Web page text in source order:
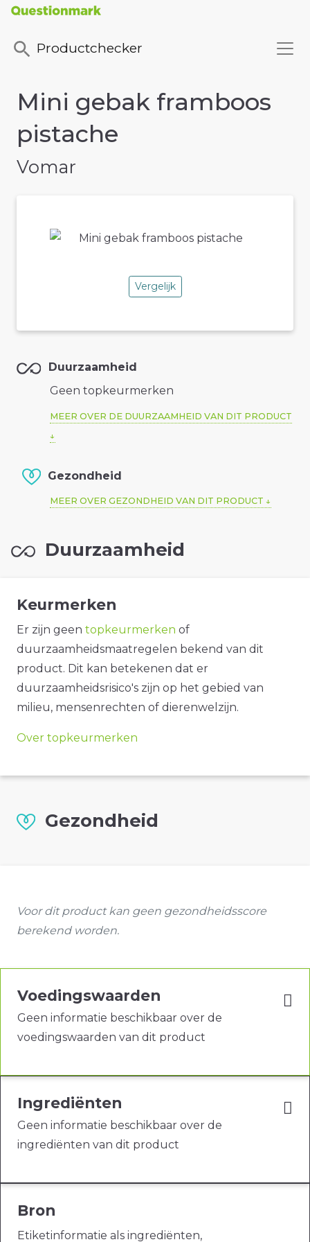
Productchecker
Mini gebak framboos
pistache
Vomar
Vergelijk
Duurzaamheid
Geen topkeurmerken
MEER OVER DE DUURZAAMHEID VAN DIT PRODUCT
Gezondheid
MEER OVER GEZONDHEID VAN DIT PRODUCT
Duurzaamheid
Keurmerken
Er zijn geen topkeurmerken of
duurzaamheidsmaatregelen bekend van dit
product. Dit kan betekenen dat er
duurzaamheidsrisico's zijn op het gebied van
milieu, mensenrechten of dierenwelzijn.
Over topkeurmerken
Gezondheid
Voor dit product kan geen gezondheidsscore
berekend worden.
Voedingswaarden
Geen informatie beschikbaar over de
voedingswaarden van dit product
Ingrediënten
Geen informatie beschikbaar over de
ingrediënten van dit product
Bron
Etiketinformatie als ingrediënten,